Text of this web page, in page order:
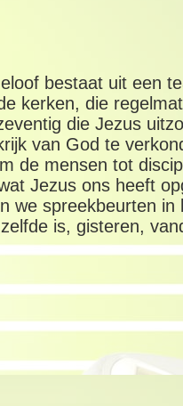
bestaat uit een
kerken, die
die Jezus
van God te
de mensen tot
Jezus ons heeft
we spreekbeurten
is, gisteren,